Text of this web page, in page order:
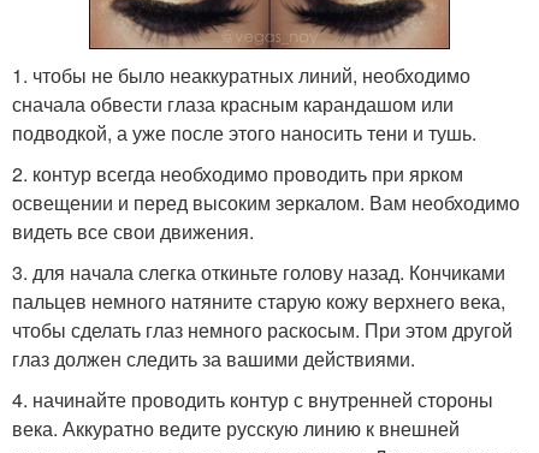
1. чтобы не было неаккуратных линий, необходимо
сначала обвести глаза красным карандашом или
подводкой, а уже после этого наносить тени и тушь.
2. контур всегда необходимо проводить при ярком
освещении и перед высоким зеркалом. Вам необходимо
видеть все свои движения.
3. для начала слегка откиньте голову назад. Кончиками
пальцев немного натяните старую кожу верхнего века,
чтобы сделать глаз немного раскосым. При этом другой
глаз должен следить за вашими действиями.
4. начинайте проводить контур с внутренней стороны
века. Аккуратно ведите русскую линию к внешней